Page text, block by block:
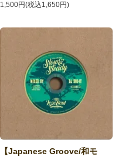
1,500円(税込1,650円)
【Japanese Groove/和モ